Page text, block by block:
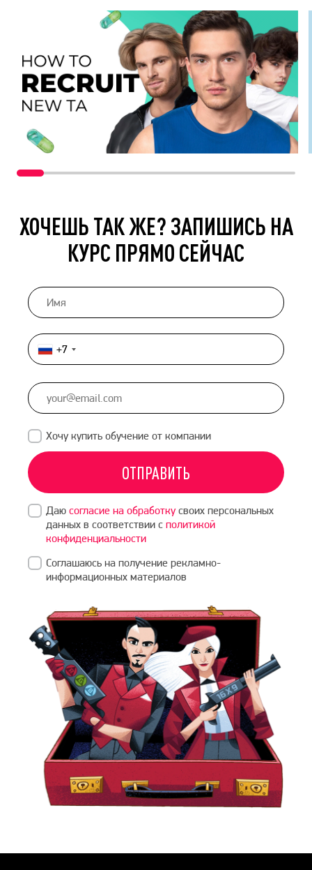
ХОЧЕШЬ ТАК ЖЕ? ЗАПИШИСЬ НА
КУРС ПРЯМО СЕЙЧАС
Россия
+7
+7
Хочу купить обучение от компании
ОТПРАВИТЬ
Даю согласие на обработкусвоих персональных
данных в соответствии с политикой
конфиденциальности
Соглашаюсь на получение рекламно-
информационных материалов